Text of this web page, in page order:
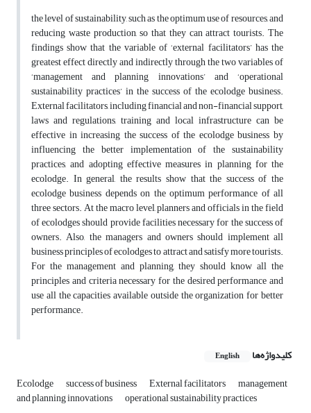
the level of sustainability, such as the optimum use of resources, and
reducing waste production, so that they can attract tourists. The
findings show that the variable of ‘external facilitators’ has the
greatest effect directly and indirectly through the two variables of
‘management and planning innovations’ and ‘operational
sustainability practices’ in the success of the ecolodge business.
External facilitators, including financial and non-financial support,
laws and regulations, training and local infrastructure can be
effective in increasing the success of the ecolodge business by
influencing the better implementation of the sustainability
practices, and adopting effective measures in planning for the
ecolodge. In general, the results show that the success of the
ecolodge business depends on the optimum performance of all
three sectors. At the macro level, planners and officials in the field
of ecolodges should provide facilities necessary for the success of
owners. Also, the managers and owners should implement all
business principles of ecolodges to attract and satisfy more tourists.
For the management and planning, they should know all the
principles and criteria necessary for the desired performance and
use all the capacities available outside the organization for better
performance.
کلیدواژه‌ها English
Ecolodge success of business External facilitators management
and planning innovations operational sustainability practices